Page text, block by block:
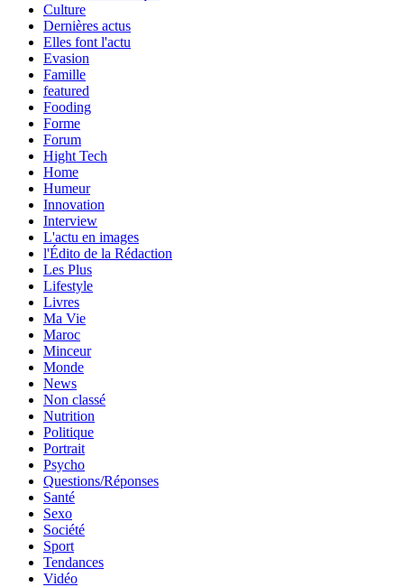
Culture
Dernières actus
Elles font l'actu
Evasion
Famille
featured
Fooding
Forme
Forum
Hight Tech
Home
Humeur
Innovation
Interview
L'actu en images
l'Édito de la Rédaction
Les Plus
Lifestyle
Livres
Ma Vie
Maroc
Minceur
Monde
News
Non classé
Nutrition
Politique
Portrait
Psycho
Questions/Réponses
Santé
Sexo
Société
Sport
Tendances
Vidéo